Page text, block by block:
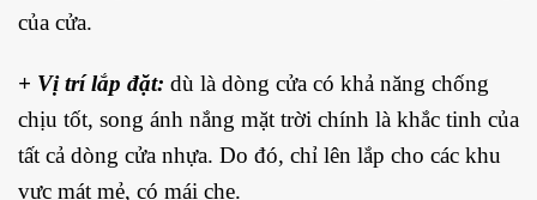
của cửa.
+ Vị trí lắp đặt: dù là dòng cửa có khả năng chống
chịu tốt, song ánh nắng mặt trời chính là khắc tinh của
tất cả dòng cửa nhựa. Do đó, chỉ lên lắp cho các khu
vực mát mẻ, có mái che.